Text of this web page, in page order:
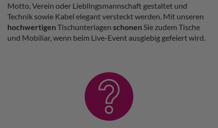
Motto, Verein oder Lieblingsmannschaft gestaltet und
Technik sowie Kabel elegant versteckt werden. Mit unseren
hochwertigen Tischunterlagen schonen Sie zudem Tische
und Mobiliar, wenn beim Live-Event ausgiebig gefeiert wird.